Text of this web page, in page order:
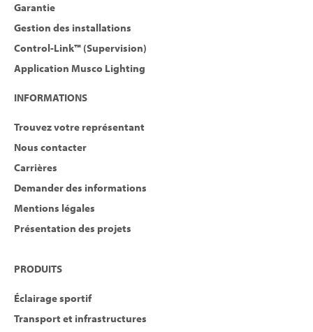
Garantie
Gestion des installations
Control-Link™ (Supervision)
Application Musco Lighting
INFORMATIONS
Trouvez votre représentant
Nous contacter
Carrières
Demander des informations
Mentions légales
Présentation des projets
PRODUITS
Éclairage sportif
Transport et infrastructures